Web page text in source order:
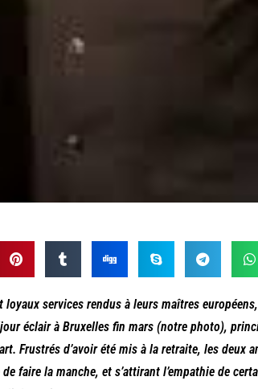
loyaux services rendus à leurs maîtres
éclair à Bruxelles fin mars (notre photo),
Frustrés d’avoir été mis à la retraite, les deux
de faire la manche, et s’attirant l’empathie de